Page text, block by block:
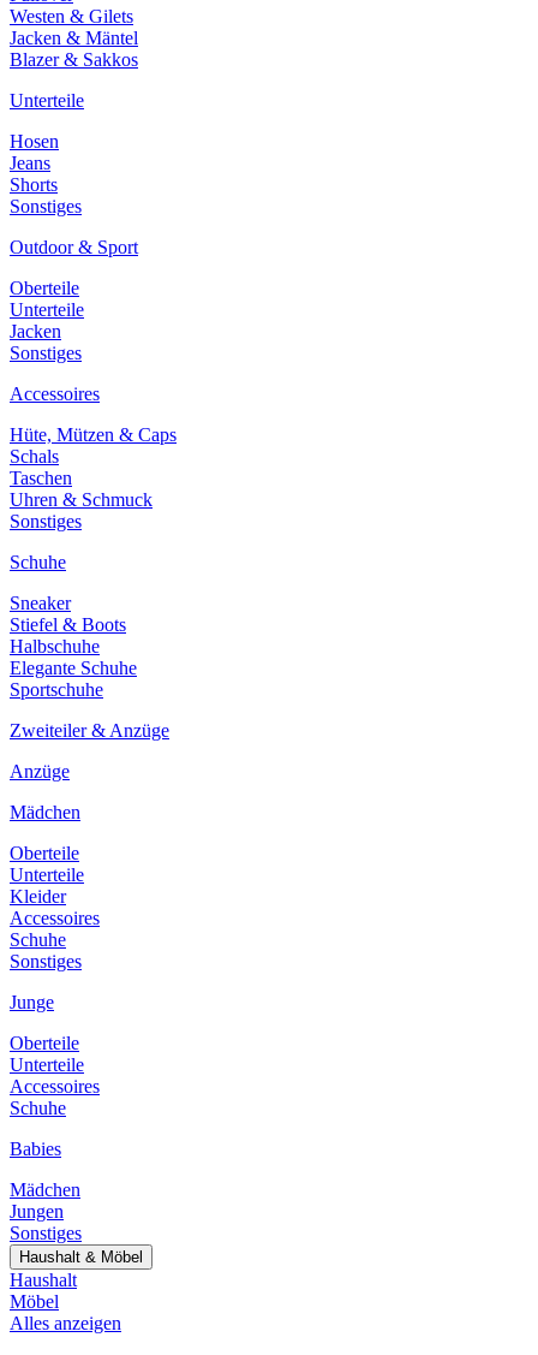
Westen & Gilets
Jacken & Mäntel
Blazer & Sakkos
Unterteile
Hosen
Jeans
Shorts
Sonstiges
Outdoor & Sport
Oberteile
Unterteile
Jacken
Sonstiges
Accessoires
Hüte, Mützen & Caps
Schals
Taschen
Uhren & Schmuck
Sonstiges
Schuhe
Sneaker
Stiefel & Boots
Halbschuhe
Elegante Schuhe
Sportschuhe
Zweiteiler & Anzüge
Anzüge
Mädchen
Oberteile
Unterteile
Kleider
Accessoires
Schuhe
Sonstiges
Junge
Oberteile
Unterteile
Accessoires
Schuhe
Babies
Mädchen
Jungen
Sonstiges
Haushalt & Möbel
Haushalt
Möbel
Alles anzeigen